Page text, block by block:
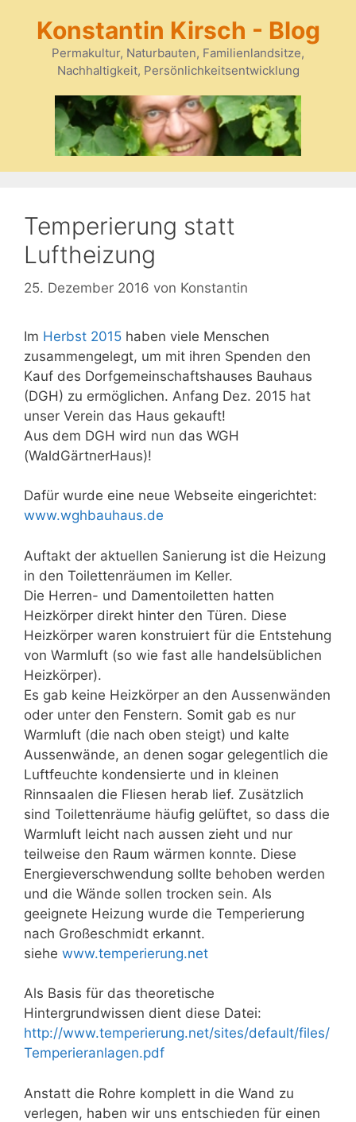
springen
Konstantin Kirsch - Blog
Permakultur, Naturbauten, Familienlandsitze,
Nachhaltigkeit, Persönlichkeitsentwicklung
Temperierung statt
Luftheizung
25. Dezember 2016 von Konstantin
Im Herbst 2015 haben viele Menschen
zusammengelegt, um mit ihren Spenden den
Kauf des Dorfgemeinschaftshauses Bauhaus
(DGH) zu ermöglichen. Anfang Dez. 2015 hat
unser Verein das Haus gekauft!
Aus dem DGH wird nun das WGH
(WaldGärtnerHaus)!
Dafür wurde eine neue Webseite eingerichtet:
www.wghbauhaus.de
Auftakt der aktuellen Sanierung ist die Heizung
in den Toilettenräumen im Keller.
Die Herren- und Damentoiletten hatten
Heizkörper direkt hinter den Türen. Diese
Heizkörper waren konstruiert für die Entstehung
von Warmluft (so wie fast alle handelsüblichen
Heizkörper).
Es gab keine Heizkörper an den Aussenwänden
oder unter den Fenstern. Somit gab es nur
Warmluft (die nach oben steigt) und kalte
Aussenwände, an denen sogar gelegentlich die
Luftfeuchte kondensierte und in kleinen
Rinnsaalen die Fliesen herab lief. Zusätzlich
sind Toilettenräume häufig gelüftet, so dass die
Warmluft leicht nach aussen zieht und nur
teilweise den Raum wärmen konnte. Diese
Energieverschwendung sollte behoben werden
und die Wände sollen trocken sein. Als
geeignete Heizung wurde die Temperierung
nach Großeschmidt erkannt.
siehe www.temperierung.net
Als Basis für das theoretische
Hintergrundwissen dient diese Datei:
http://www.temperierung.net/sites/default/files/
Temperieranlagen.pdf
Anstatt die Rohre komplett in die Wand zu
verlegen, haben wir uns entschieden für einen